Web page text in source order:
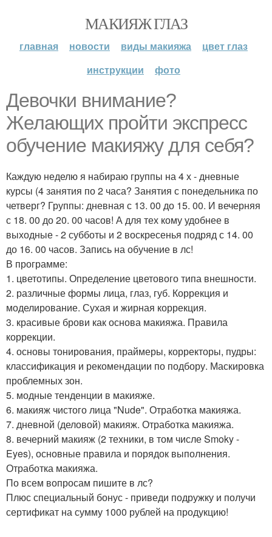
МАКИЯЖ ГЛАЗ
главная новости виды макияжа
цвет глаз
инструкции
фото
Девочки внимание?
Желающих пройти экспресс
обучение макияжу для себя?
Каждую неделю я набираю группы на 4 х - дневные
курсы (4 занятия по 2 часа? Занятия с понедельника по
четверг? Группы: дневная с 13. 00 до 15. 00. И вечерняя
с 18. 00 до 20. 00 часов! А для тех кому удобнее в
выходные - 2 субботы и 2 воскресенья подряд с 14. 00
до 16. 00 часов. Запись на обучение в лс!
В программе:
1. цветотипы. Определение цветового типа внешности.
2. различные формы лица, глаз, губ. Коррекция и
моделирование. Сухая и жирная коррекция.
3. красивые брови как основа макияжа. Правила
коррекции.
4. основы тонирования, праймеры, корректоры, пудры:
классификация и рекомендации по подбору. Маскировка
проблемных зон.
5. модные тенденции в макияже.
6. макияж чистого лица "Nude". Отработка макияжа.
7. дневной (деловой) макияж. Отработка макияжа.
8. вечерний макияж (2 техники, в том числе Smoky -
Eyes), основные правила и порядок выполнения.
Отработка макияжа.
По всем вопросам пишите в лс?
Плюс специальный бонус - приведи подружку и получи
сертификат на сумму 1000 рублей на продукцию!